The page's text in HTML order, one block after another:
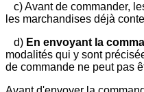
c) Avant de commander,
les marchandises déjà
d) En envoyant la
modalités qui y sont
de commande ne peut pas